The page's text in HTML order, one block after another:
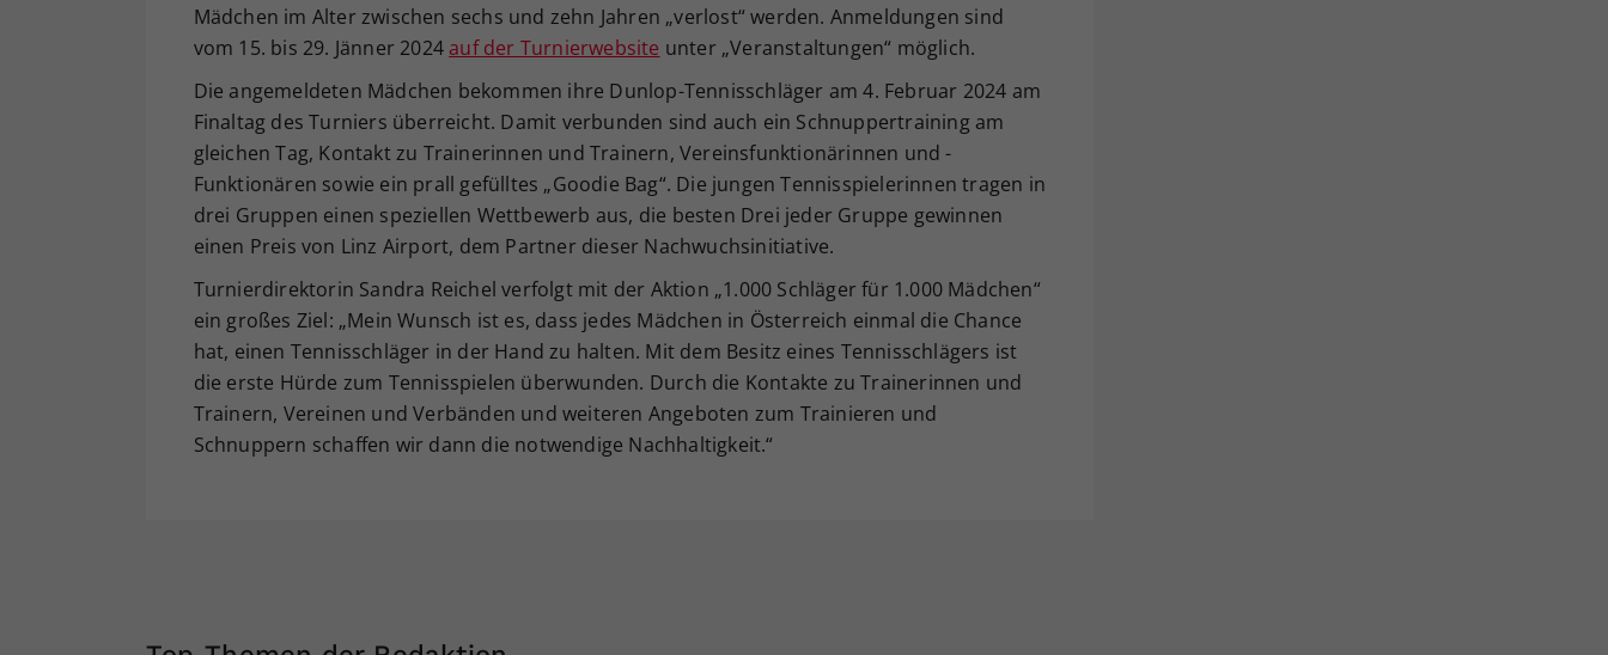
Mädchen im Alter zwischen sechs und zehn Jahren „verlost“ werden. Anmeldungen sind
vom 15. bis 29. Jänner 2024auf der Turnierwebsite unter „Veranstaltungen“ möglich.
Die angemeldeten Mädchen bekommen ihre Dunlop-Tennisschläger am 4. Februar 2024 am
Finaltag des Turniers überreicht. Damit verbunden sind auch ein Schnuppertraining am
gleichen Tag, Kontakt zu Trainerinnen und Trainern, Vereinsfunktionärinnen und -
Funktionären sowie ein prall gefülltes „Goodie Bag“. Die jungen Tennisspielerinnen tragen in
drei Gruppen einen speziellen Wettbewerb aus, die besten Drei jeder Gruppe gewinnen
einen Preis von Linz Airport, dem Partner dieser Nachwuchsinitiative.
Turnierdirektorin Sandra Reichel verfolgt mit der Aktion „1.000 Schläger für 1.000 Mädchen“
ein großes Ziel: „Mein Wunsch ist es, dass jedes Mädchen in Österreich einmal die Chance
hat, einen Tennisschläger in der Hand zu halten. Mit dem Besitz eines Tennisschlägers ist
die erste Hürde zum Tennisspielen überwunden. Durch die Kontakte zu Trainerinnen und
Trainern, Vereinen und Verbänden und weiteren Angeboten zum Trainieren und
Schnuppern schaffen wir dann die notwendige Nachhaltigkeit.“